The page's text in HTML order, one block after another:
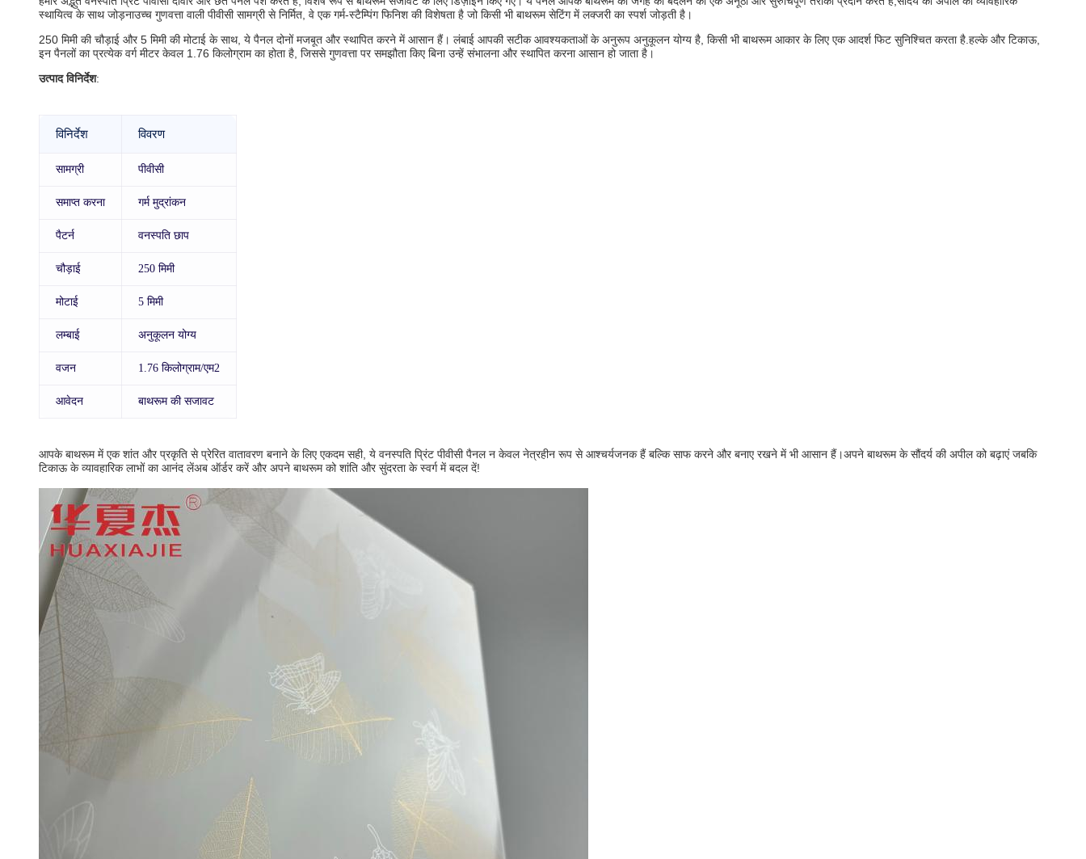
स्थायित्व के साथ जोड़नाउच्च गुणवत्ता वाली पीवीसी सामग्री से निर्मित, वे एक गर्म-स्टैम्पिंग फिनिश की विशेषता है जो किसी भी बाथरूम सेटिंग में लक्जरी का स्पर्श जोड़ती है।
250 मिमी की चौड़ाई और 5 मिमी की मोटाई के साथ, ये पैनल दोनों मजबूत और स्थापित करने में आसान हैं। लंबाई आपकी सटीक आवश्यकताओं के अनुरूप अनुकूलन योग्य है, किसी भी बाथरूम आकार के लिए एक आदर्श फिट सुनिश्चित करता है.हल्के और टिकाऊ,
इन पैनलों का प्रत्येक वर्ग मीटर केवल 1.76 किलोग्राम का होता है, जिससे गुणवत्ता पर समझौता किए बिना उन्हें संभालना और स्थापित करना आसान हो जाता है।
उत्पाद विनिर्देश:
विनिर्देश विवरण
सामग्री पीवीसी
समाप्त करना गर्म मुद्रांकन
पैटर्न वनस्पति छाप
चौड़ाई 250 मिमी
मोटाई 5 मिमी
लम्बाई अनुकूलन योग्य
वजन 1.76 किलोग्राम/एम2
आवेदन बाथरूम की सजावट
आपके बाथरूम में एक शांत और प्रकृति से प्रेरित वातावरण बनाने के लिए एकदम सही, ये वनस्पति प्रिंट पीवीसी पैनल न केवल नेत्रहीन रूप से आश्चर्यजनक हैं बल्कि साफ करने और बनाए रखने में भी आसान हैं।अपने बाथरूम के सौंदर्य की अपील को बढ़ाएं जबकि
टिकाऊ के व्यावहारिक लाभों का आनंद लेंअब ऑर्डर करें और अपने बाथरूम को शांति और सुंदरता के स्वर्ग में बदल दें!